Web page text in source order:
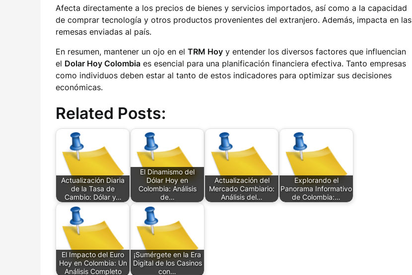
Afecta directamente a los precios de bienes y servicios importados, así como a la capacidad
de comprar tecnología y otros productos provenientes del extranjero. Además, impacta en las
remesas enviadas al país.
En resumen, mantener un ojo en el TRM Hoy y entender los diversos factores que influencian
el Dolar Hoy Colombia es esencial para una planificación financiera efectiva. Tanto empresas
como individuos deben estar al tanto de estos indicadores para optimizar sus decisiones
económicas.
Related Posts:
Actualización Diaria
de la Tasa de
Cambio: Dólar y…
El Dinamismo del
Dólar Hoy en
Colombia: Análisis
de…
Actualización del
Mercado Cambiario:
Análisis del…
Explorando el
Panorama Informativo
de Colombia:…
El Impacto del Euro
Hoy en Colombia: Un
Análisis Completo
¡Sumérgete en la Era
Digital de los Casinos
con…